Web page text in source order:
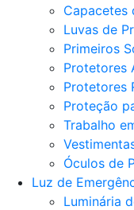
Capacetes
Luvas de
Primeiros
Protetores
Protetores
Proteção
Trabalho
Óculos de
Luz de
Luminária